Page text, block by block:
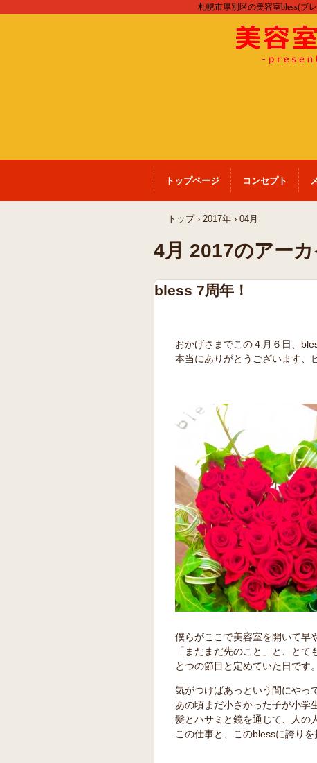
札幌市厚別区の美容室bless(ブ
トップページ コンセプト
トップ › 2017年 › 04月
4月 2017のアー
bless 7周年！
おかげさまでこの４月６日、
本当にありがとうございます、
僕らがここで美容室を開いて早
「まだまだ先のこと」と、と
とつの節目と定めていた日です。
気がつけばあっという間にやっ
あの頃まだ小さかった子が小学
髪とハサミと鏡を通じて、人の
この仕事と、このblessに誇りを